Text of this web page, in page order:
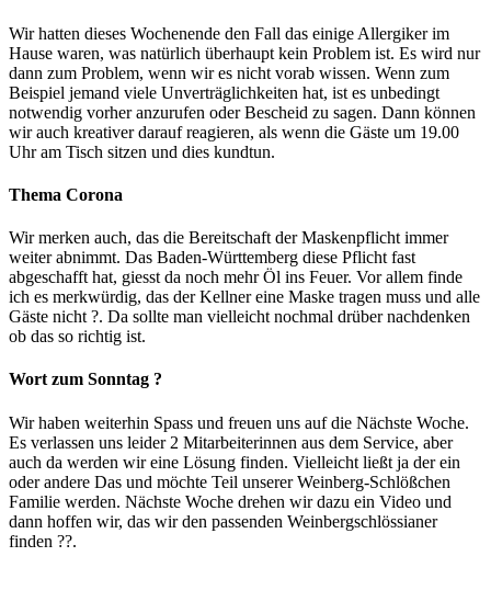
Wir hatten dieses Wochenende den Fall das einige Allergiker im
Hause waren, was natürlich überhaupt kein Problem ist. Es wird nur
dann zum Problem, wenn wir es nicht vorab wissen. Wenn zum
Beispiel jemand viele Unverträglichkeiten hat, ist es unbedingt
notwendig vorher anzurufen oder Bescheid zu sagen. Dann können
wir auch kreativer darauf reagieren, als wenn die Gäste um 19.00
Uhr am Tisch sitzen und dies kundtun.
Thema Corona
Wir merken auch, das die Bereitschaft der Maskenpflicht immer
weiter abnimmt. Das Baden-Württemberg diese Pflicht fast
abgeschafft hat, giesst da noch mehr Öl ins Feuer. Vor allem finde
ich es merkwürdig, das der Kellner eine Maske tragen muss und alle
Gäste nicht ?. Da sollte man vielleicht nochmal drüber nachdenken
ob das so richtig ist.
Wort zum Sonntag ?
Wir haben weiterhin Spass und freuen uns auf die Nächste Woche.
Es verlassen uns leider 2 Mitarbeiterinnen aus dem Service, aber
auch da werden wir eine Lösung finden. Vielleicht ließt ja der ein
oder andere Das und möchte Teil unserer Weinberg-Schlößchen
Familie werden. Nächste Woche drehen wir dazu ein Video und
dann hoffen wir, das wir den passenden Weinbergschlössianer
finden ??.